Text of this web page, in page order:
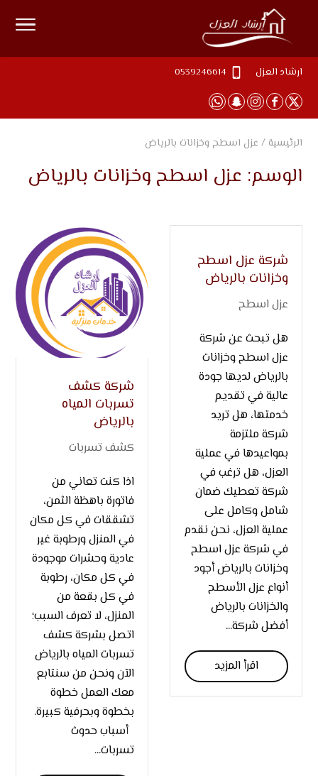
ارشاد العزل 0539246614
الرئيسية / عزل اسطح وخزانات بالرياض
الوسم: عزل اسطح وخزانات بالرياض
شركة عزل اسطح
وخزانات بالرياض
عزل اسطح
هل تبحث عن شركة
عزل اسطح وخزانات
بالرياض لديها جودة
عالية في تقديم
خدمتها، هل تريد
شركة ملتزمة
بمواعيدها في عملية
العزل، هل ترغب في
شركة تعطيك ضمان
شامل وكامل على
عملية العزل، نحن نقدم
في شركة عزل اسطح
وخزانات بالرياض أجود
أنواع عزل الأسطح
والخزانات بالرياض
أفضل شركة...
اقرأ المزيد
شركة كشف
تسربات المياه
بالرياض
كشف تسربات
اذا كنت تعاني من
فاتورة باهظة الثمن،
تشققات في كل مكان
في المنزل ورطوبة غير
عادية وحشرات موجودة
في كل مكان، رطوبة
في كل بقعة من
المنزل، لا تعرف السبب؛
اتصل بشركة كشف
تسربات المياه بالرياض
الآن ونحن من سنتابع
معك العمل خطوة
بخطوة وبحرفية كبيرة.
أسباب حدوث
تسربات...